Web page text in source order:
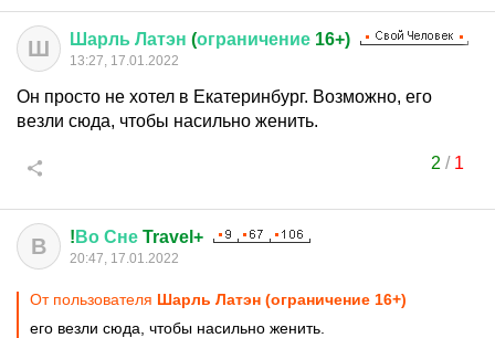
Ш Шарль Латэн (ограничение 16+)
13:27, 17.01.2022
Он просто не хотел в Екатеринбург. Возможно, его
везли сюда, чтобы насильно женить.
2 / 1
В ! Во Сне Travel+
20:47, 17.01.2022
От пользователя Шарль Латэн (ограничение 16+)
его везли сюда, чтобы насильно женить.